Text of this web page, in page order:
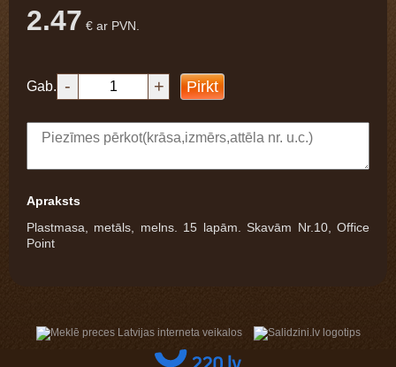
2.47 € ar PVN.
Gab. - + Pirkt
Apraksts
Plastmasa, metāls, melns. 15 lapām. Skavām Nr.10, Office
Point